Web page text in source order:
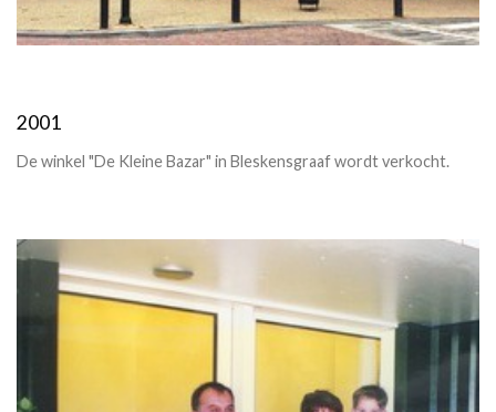
2001
De winkel "De Kleine Bazar" in Bleskensgraaf wordt verkocht.